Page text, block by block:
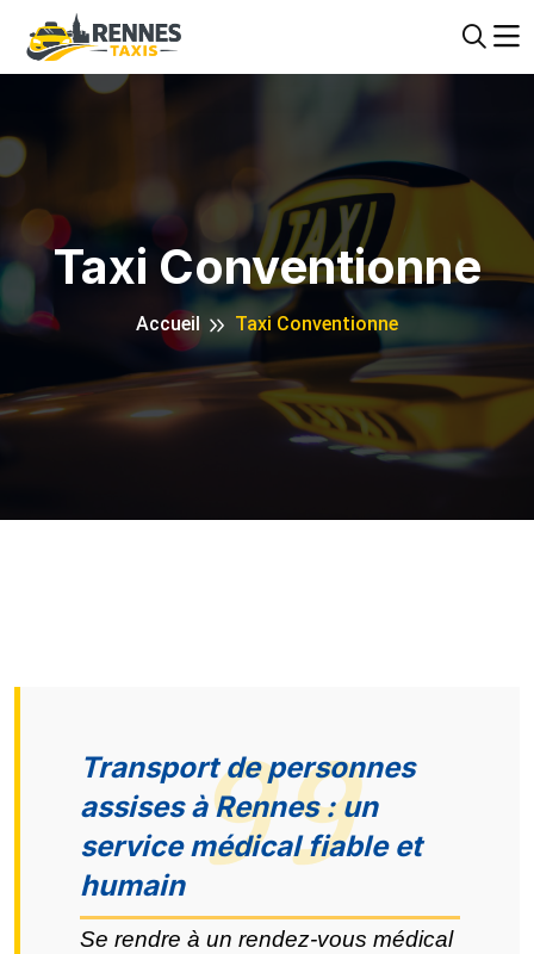
Taxi Conventionne
Accueil Taxi Conventionne
Transport de personnes
assises à Rennes : un
service médical fiable et
humain
Se rendre à un rendez-vous médical